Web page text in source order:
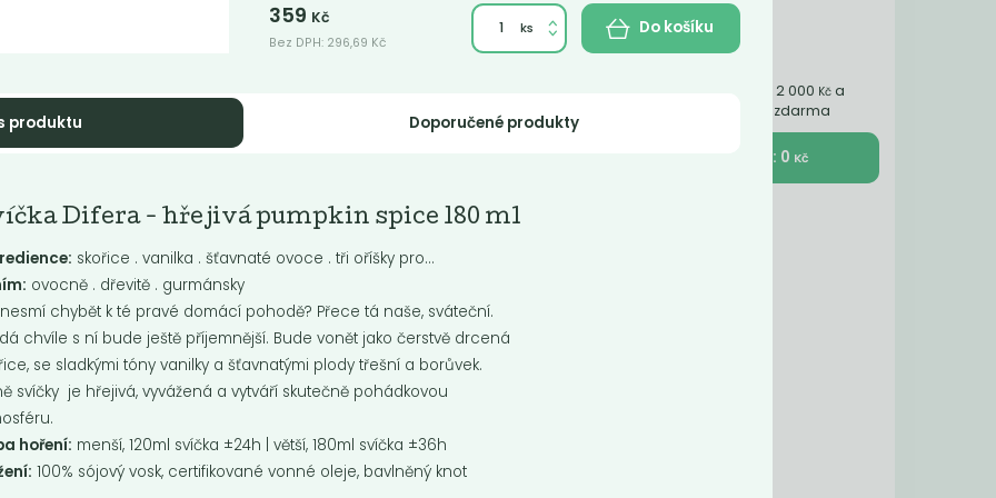
Nakupte ještě za 2 000 Kč a
získáte dopravu zdarma
K pokladně : 0 Kč
záloha
Kč
Deodorant bez sody
Oblíbená kombinace čajovníku s
bez sody.
Do košíku:(229Kč)
229 Kč
359 Kč
Bez DPH: 296,69 Kč
Do košíku
produktu Doporučené produkty
Difera - hřejivá pumpkin spice 180 ml
skořice . vanilka . šťavnaté ovoce . tři oříšky pro…
ovocně . dřevitě . gurmánsky
chybět k té pravé domácí pohodě? Přece tá naše, sváteční.
chvíle s ní bude ještě příjemnější. Bude vonět jako čerstvě drcená
se sladkými tóny vanilky a šťavnatými plody třešní a borůvek.
svíčky je hřejivá, vyvážená a vytváří skutečně pohádkovou
hoření: menší, 120ml svíčka ±24h | větší, 180ml svíčka ±36h
100% sójový vosk, certifikované vonné oleje, bavlněný knot